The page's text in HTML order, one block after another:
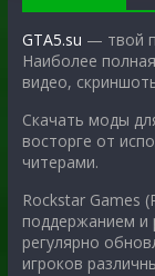
GTA5.su — твой
Наиболее
видео,
Скачать моды
восторге от
читерами.
Rockstar Games
поддержанием и
регулярно
игроков